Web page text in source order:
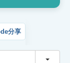
分享
切換